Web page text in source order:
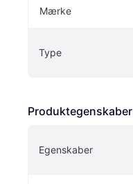
Mærke
Type
Produktegenskaber
Egenskaber